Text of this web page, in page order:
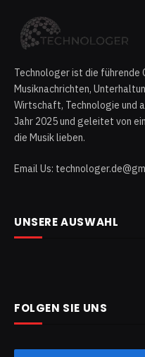
Technologer ist die führende
Musiknachrichten,
Wirtschaft, Technologie und
Jahr 2025 und geleitet von
die Musik lieben.
Email Us:
UNSERE AUSWAHL
FOLGEN SIE UNS